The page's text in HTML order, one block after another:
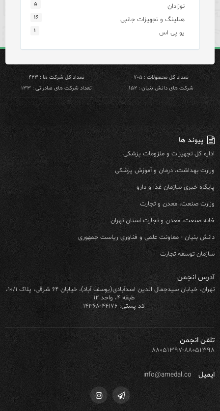
نوزادان ۵
هتلینگ و تجهیزات جانبی ۱۶
یو پی اس ۱
تعداد کل محصولات : ۷۰۵
تعداد کل شرکت ها : ۴۲۳
شرکت های دانش بنیان : ۱۵۲
تعداد شرکت های صادراتی : ۱۳۳
پیوند ها
اداره کل تجهیزات و ملزومات پزشکی
وزارت بهداشت، درمان و آموزش پزشکی
پایگاه خبری سازمان غذا و دارو
وزارت صنعت، معدن و تجارت
خانه صنعت، معدن و تجارت استان تهران
دانش بنیان - معاونت علمی و فناوری ریاست جمهوری
سازمان توسعه تجارت
آدرس انجمن
تهران، خیابان سیدجمال الدین اسدآبادی(یوسف آباد)، خیابان ۶۴ شرقی، پلاک ۱۰/۱،
طبقه ۴، واحد ۱۲
کد پستی: ۴۴۱۷۶-۱۴۳۶۸
تلفن انجمن
۸۸۰۵۱۳۹۷-۸۸۰۵۱۳۹۸
ایمیل info@amedal.co